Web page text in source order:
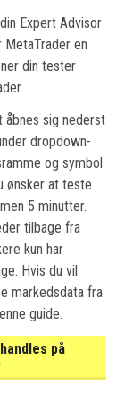
Expert Advisor
en
din tester
åbnes sig nederst
dropdown-
og symbol
ønsker at teste
5 minutter.
tilbage fra
kun har
Hvis du vil
markedsdata fra
guide.
på